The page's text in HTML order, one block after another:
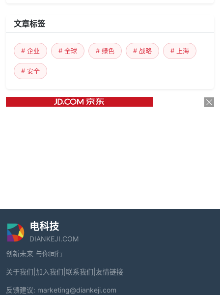
文章标签
# 企业 # 全球 # 绿色 # 战略 # 上海
# 安全
电科技
DIANKEJI.COM
创新未来 与你同行
关于我们 加入我们 联系我们 友情链接
反馈建议: marketing@diankeji.com